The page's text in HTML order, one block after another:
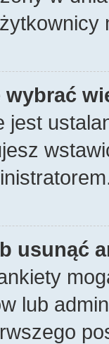
wybrać
jest
usunąć
lub